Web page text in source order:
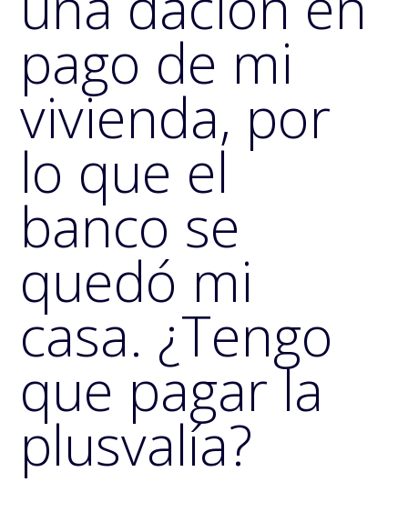
pago de mi
vivienda, por
lo que el
banco se
quedó mi
casa. ¿Tengo
que pagar la
plusvalía?